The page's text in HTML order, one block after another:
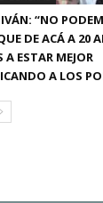
IVÁN: “NO
DE ACÁ A 20
A ESTAR MEJOR
A LOS